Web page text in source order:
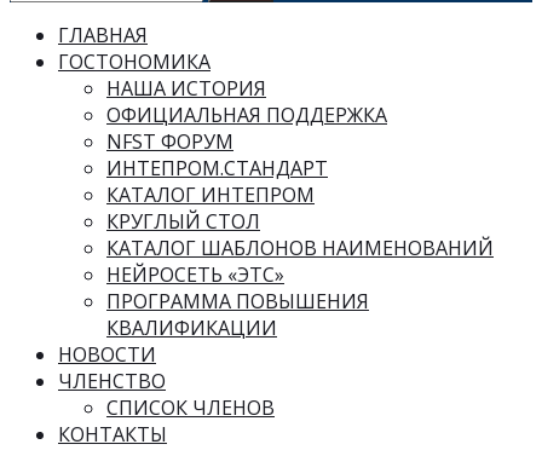
ГЛАВНАЯ
ГОСТОНОМИКА
НАША ИСТОРИЯ
ОФИЦИАЛЬНАЯ ПОДДЕРЖКА
NFST ФОРУМ
ИНТЕПРОМ.СТАНДАРТ
КАТАЛОГ ИНТЕПРОМ
КРУГЛЫЙ СТОЛ
КАТАЛОГ ШАБЛОНОВ НАИМЕНОВАНИЙ
НЕЙРОСЕТЬ «ЭТС»
ПРОГРАММА ПОВЫШЕНИЯ
КВАЛИФИКАЦИИ
НОВОСТИ
ЧЛЕНСТВО
СПИСОК ЧЛЕНОВ
КОНТАКТЫ